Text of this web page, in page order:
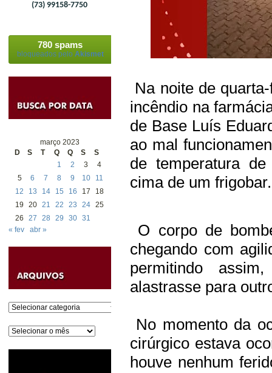
(73) 99158-7750
780 spams
bloqueados pelo Akismet
março 2023
D
S T Q Q S
S
1
2 3
4
5
6 7 8 9 10
11
12
13 14 15 16 17
18
19
20 21 22 23 24 25
26
27 28 29 30 31
« fev
abr »
Categorias
Arquivos
Na noite de
incêndio na
de Base Luís
ao mal
de temperatura
cima de um frigobar.
O corpo de
chegando com
permitindo
alastrasse para
No momento da
cirúrgico estava
houve nenhum